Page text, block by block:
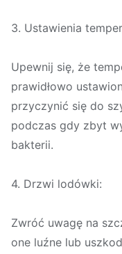
3. Ustawienia
Upewnij się, że
prawidłowo
przyczynić się do
podczas gdy zbyt
bakterii.
4. Drzwi lodówki:
Zwróć uwagę na
one luźne lub